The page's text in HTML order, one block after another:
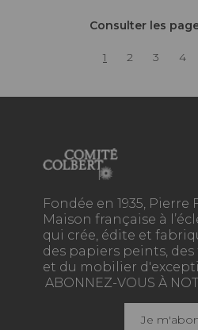
Consulter les
1 2 3 4
Fondée en 1935, Pierre
Maison française à
qui crée, édite et
des papiers peints,
et du mobilier
ABONNEZ-VOUS À
Je